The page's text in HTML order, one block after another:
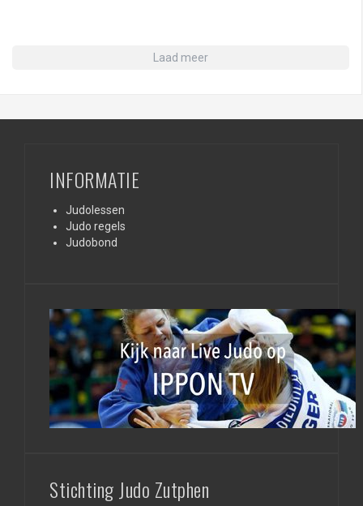
Laad meer
INFORMATIE
Judolessen
Judo regels
Judobond
Stichting Judo Zutphen